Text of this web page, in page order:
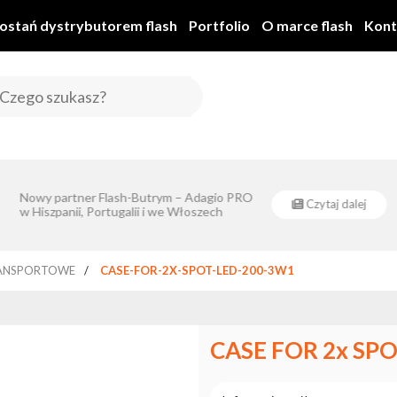
dystrybutorem flash Portfolio O marce flash
Spółka Jawna realizuje projekt dofinansowany z Europejskiego Funduszu
Rozwoju Regionalnego z poddziałania 1.1.
Nowy partner Flash-Butrym – Adagio PRO
w Hiszpanii, Portugalii i we Włoszech
Czytaj dalej
CASE-FOR-2X-SPOT-LED-200-3W1
CASE FOR 2x